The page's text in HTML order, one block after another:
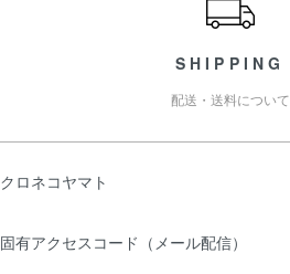
SHIPPING
配送・送料について
クロネコヤマト
固有アクセスコード（メール配信）